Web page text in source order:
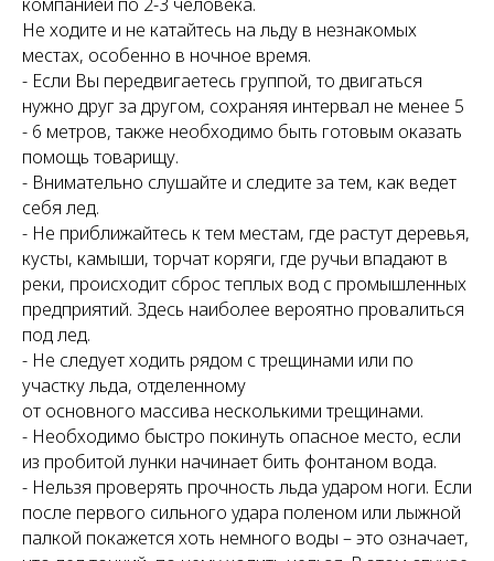
Не ходите и не катайтесь на льду в незнакомых
местах, особенно в ночное время.
- Если Вы передвигаетесь группой, то двигаться
нужно друг за другом, сохраняя интервал не менее 5
- 6 метров, также необходимо быть готовым оказать
помощь товарищу.
- Внимательно слушайте и следите за тем, как ведет
себя лед.
- Не приближайтесь к тем местам, где растут деревья,
кусты, камыши, торчат коряги, где ручьи впадают в
реки, происходит сброс теплых вод с промышленных
предприятий. Здесь наиболее вероятно провалиться
под лед.
- Не следует ходить рядом с трещинами или по
участку льда, отделенному
от основного массива несколькими трещинами.
- Необходимо быстро покинуть опасное место, если
из пробитой лунки начинает бить фонтаном вода.
- Нельзя проверять прочность льда ударом ноги. Если
после первого сильного удара поленом или лыжной
палкой покажется хоть немного воды – это означает,